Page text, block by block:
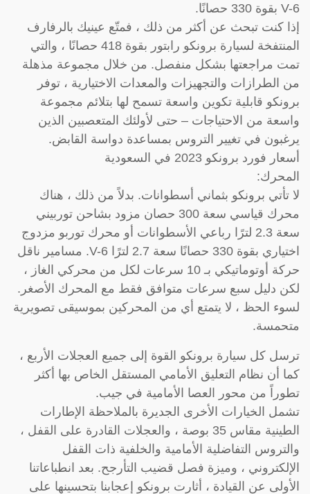
V-6 بقوة 330 حصانًا.
إذا كنت تبحث عن أكثر من ذلك ، فمتّع عينيك بالرفارف
المنتفخة لسيارة برونكو رابتور بقوة 418 حصانًا ، والتي
تمت مراجعتها بشكل منفصل. من خلال مجموعة مذهلة
من الطرازات والتجهيزات والمعدات الاختيارية ، توفر
برونكو قابلية تكوين واسعة تسمح لها بتلائم مجموعة
واسعة من الاحتياجات – حتى لأولئك المتعصبين الذين
يرغبون في تغيير التروس بمساعدة دواسة القابض.
أسعار فورد برونكو 2023 في السعودية
المحرك:
لا تأتي برونكو بثماني أسطوانات. بدلاً من ذلك ، هناك
محرك قياسي سعة 300 حصان مزود بشاحن توربيني
سعة 2.3 لترًا رباعي الأسطوانات أو محرك توربو مزدوج
اختياري بقوة 330 حصانًا سعة 2.7 لترًا V-6. مسامير ناقل
حركة أوتوماتيكي بـ 10 سرعات لكل من محركي الغاز ،
لكن دليل سبع سرعات متوافق فقط مع المحرك الأصغر.
لسوء الحظ ، لا يتمتع أي من المحركين بموسيقى تصويرية
متحمسة.
ترسل كل سيارة برونكو القوة إلى جميع العجلات الأربع ،
كما أن نظام التعليق الأمامي المستقل الخاص بها أكثر
تطوراً من محور العصا الأمامية في جيب.
تشمل الخيارات الأخرى الجديرة بالملاحظة الإطارات
الطينية مقاس 35 بوصة ، والعجلات القادرة على القفل ،
والتروس التفاضلية الأمامية والخلفية ذات القفل
الإلكتروني ، وميزة فصل قضيب التأرجح. بعد انطباعاتنا
الأولى عن القيادة ، أثارت برونكو إعجابنا بتحسينها على